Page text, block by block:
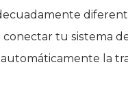
tu sistema
la